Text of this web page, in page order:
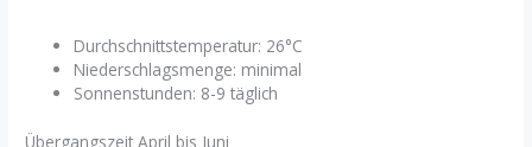
Durchschnittstemperatur: 26°C
Niederschlagsmenge: minimal
Sonnenstunden: 8-9 täglich
Übergangszeit April bis Juni